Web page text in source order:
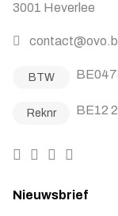
3001 Heverlee
BTW
Reknr BE12
Nieuwsbrief